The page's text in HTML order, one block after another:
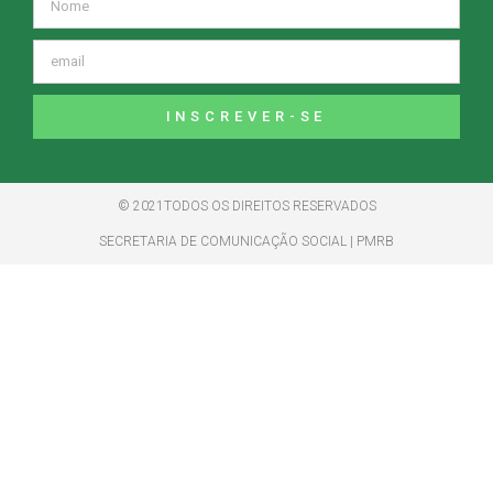
INSCREVER-SE
© 2021TODOS OS DIREITOS RESERVADOS
SECRETARIA DE COMUNICAÇÃO SOCIAL | PMRB